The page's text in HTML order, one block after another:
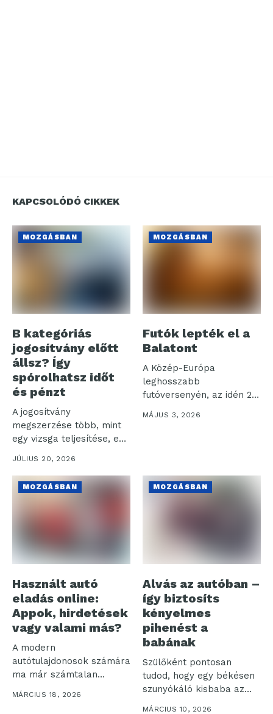
KAPCSOLÓDÓ CIKKEK
MOZGÁSBAN
B kategóriás
jogosítvány előtt
állsz? Így
spórolhatsz időt
és pénzt
A jogosítvány
megszerzése több, mint
egy vizsga teljesítése, ez
hosszú távú befektetés...
JÚLIUS 20, 2026
MOZGÁSBAN
Futók lepték el a
Balatont
A Közép-Európa
leghosszabb
futóversenyén, az idén 20.
alkalommal
megrendezett NN
MÁJUS 3, 2026
MOZGÁSBAN
Használt autó
eladás online:
Appok, hirdetések
vagy valami más?
A modern
autótulajdonosok számára
ma már számtalan
digitális platform áll
rendelkezésre, ha...
MÁRCIUS 18, 2026
MOZGÁSBAN
Alvás az autóban –
így biztosíts
kényelmes
pihenést a
babának
Szülőként pontosan
tudod, hogy egy békésen
szunyókáló kisbaba az
autóban a nyugodt...
MÁRCIUS 10, 2026